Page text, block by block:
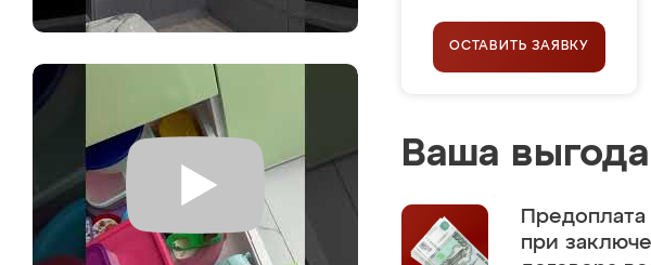
ОСТАВИТЬ ЗАЯВКУ
Ваша
Предоплата
при